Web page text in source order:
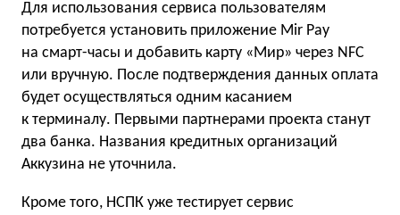
Для использования сервиса пользователям
потребуется установить приложение Mir Pay
на смарт-часы и добавить карту «Мир» через NFC
или вручную. После подтверждения данных оплата
будет осуществляться одним касанием
к терминалу. Первыми партнерами проекта станут
два банка. Названия кредитных организаций
Аккузина не уточнила.
Кроме того, НСПК уже тестирует сервис